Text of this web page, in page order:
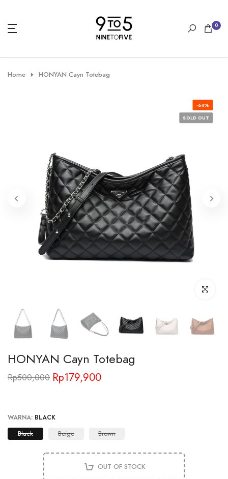
to
content
0
Home HONYAN Cayn Totebag
-64%
SOLD OUT
Click to
HONYAN Cayn Totebag
Rp500,000 Rp179,900
WARNA: BLACK
Black Beige Brown
OUT OF STOCK